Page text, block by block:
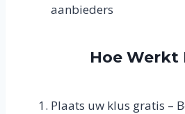
aanbieders
Hoe Werkt
Plaats uw klus gratis –